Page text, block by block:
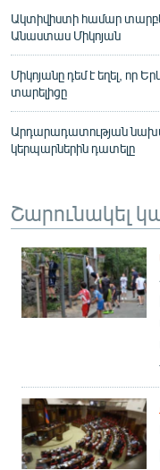
Ակտիվիստի համար
Անաստաս Միկոյան
Միկոյանը դեմ է եղել, որ
տարելիցը
Արդարադատության
կերպարներին դատելը
Շարունակել